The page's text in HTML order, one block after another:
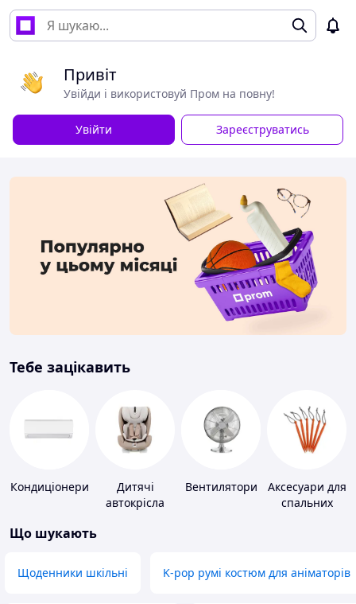
Привіт
Увійди і використовуй Пром на повну!
Увійти Зареєструватись
Тебе зацікавить
Кондиціонери
Дитячі
автокрісла
Вентилятори
Аксесуари для
спальних
Що шукають
Щоденники шкільні K-pop румі костюм для аніматорів